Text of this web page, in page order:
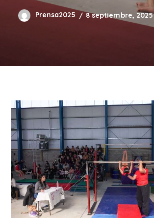
Prensa2025 8 septiembre, 2025